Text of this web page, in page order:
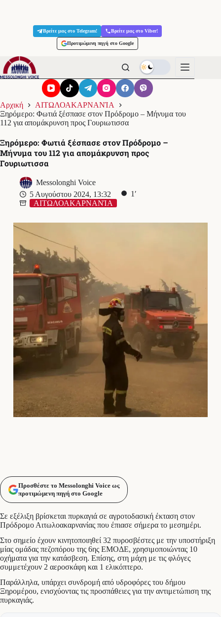
Βρείτε μας στο Telegram! Βρείτε μας στο Viber!
Προτιμώμενη πηγή στο Google
Αρχική
ΑΙΤΩΛΟΑΚΑΡΝΑΝΊΑ
Ξηρόμερο: Φωτιά ξέσπασε στον Πρόδρομο – Μήνυμα του
112 για απομάκρυνση προς Γουριωτισσα
Ξηρόμερο: Φωτιά ξέσπασε στον Πρόδρομο –
Μήνυμα του 112 για απομάκρυνση προς
Γουριωτισσα
Messolonghi Voice
5 Αυγούστου 2024, 13:32
1′
ΑΙΤΩΛΟΑΚΑΡΝΑΝΊΑ
Προσθέστε το Messolonghi Voice ως
προτιμώμενη πηγή στο Google
Σε εξέλιξη βρίσκεται πυρκαγιά σε αγροτοδασική έκταση στον
Πρόδρομο Αιτωλοακαρνανίας που έπιασε σήμερα το μεσημέρι.
Στο σημείο έχουν κινητοποιηθεί 32 πυροσβέστες με την υποστήριξη
μίας ομάδας πεζοπόρου της 6ης ΕΜΟΔΕ, χρησιμοποιώντας 10
οχήματα για την κατάσβεση. Επίσης, στη μάχη με τις φλόγες
συμμετέχουν 2 αεροσκάφη και 1 ελικόπτερο.
Παράλληλα, υπάρχει συνδρομή από υδροφόρες του δήμου
Ξηρομέρου, ενισχύοντας τις προσπάθειες για την αντιμετώπιση της
πυρκαγιάς.